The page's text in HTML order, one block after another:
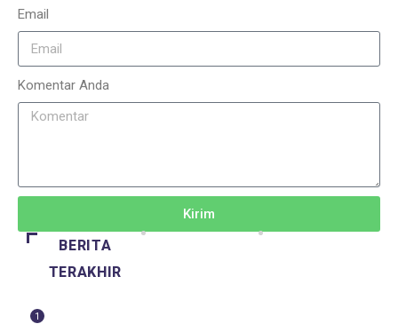
Email
Komentar Anda
Kirim
BERITA
TERAKHIR
1